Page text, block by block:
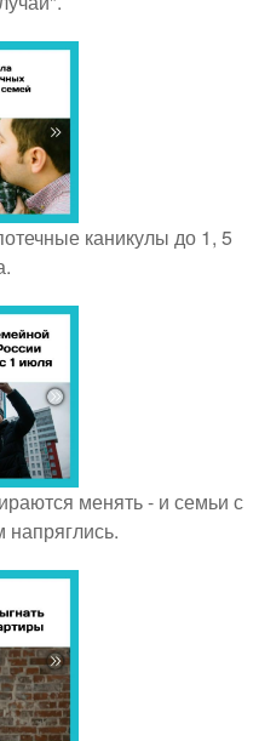
каникулы до 1, 5
менять - и семьи с